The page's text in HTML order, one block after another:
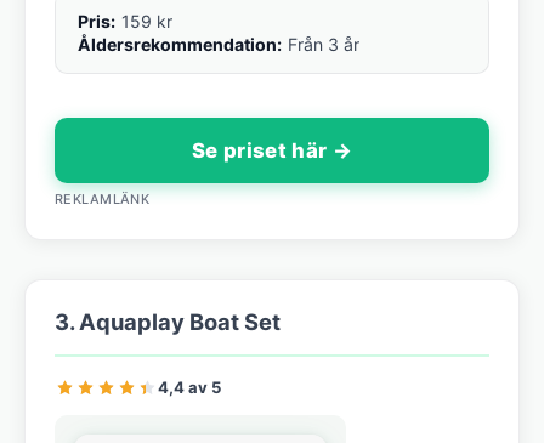
Pris: 159 kr
Åldersrekommendation: Från 3 år
Se priset här →
REKLAMLÄNK
3. Aquaplay Boat Set
4,4 av 5